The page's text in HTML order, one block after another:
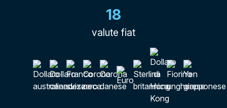
18
valute fiat